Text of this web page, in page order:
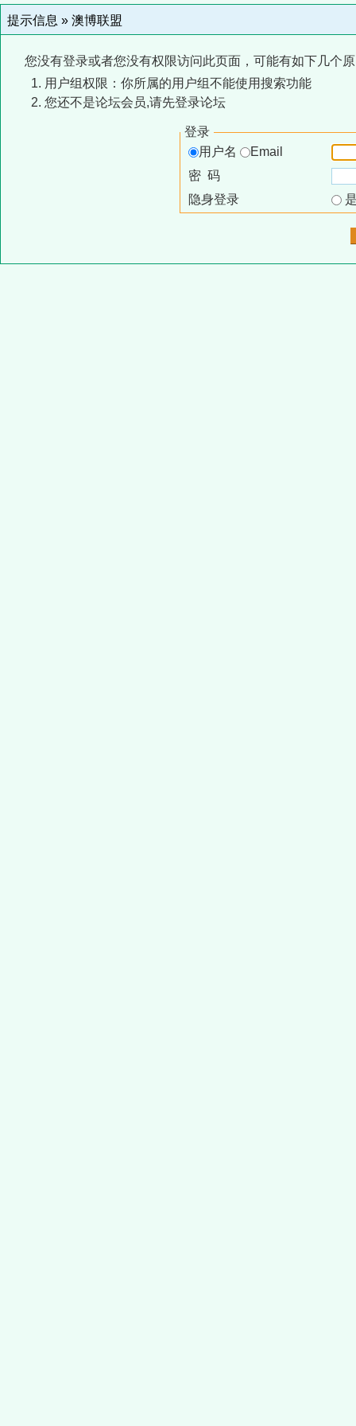
提示信息 » 澳博联盟
您没有登录或者您没有权限访问此页面，可能有如下几个
用户组权限：你所属的用户组不能使用搜索功能
您还不是论坛会员,请先登录论坛
登录
用户名
Email
密 码
隐身登录